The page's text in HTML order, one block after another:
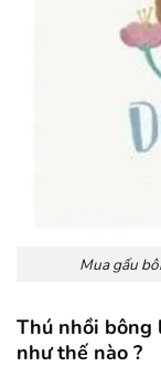
Mua gấu
Thú nhồi bông
như thế nào ?